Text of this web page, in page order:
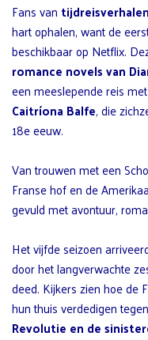
Fans van
hart ophalen, want de
beschikbaar op Netflix.
romance novels van
een meeslepende reis met
Caitríona Balfe, die
18e eeuw.
Van trouwen met een
Franse hof en de
gevuld met avontuur,
Het vijfde seizoen
door het langverwachte
deed. Kijkers zien hoe de
hun thuis verdedigen
Revolutie en de